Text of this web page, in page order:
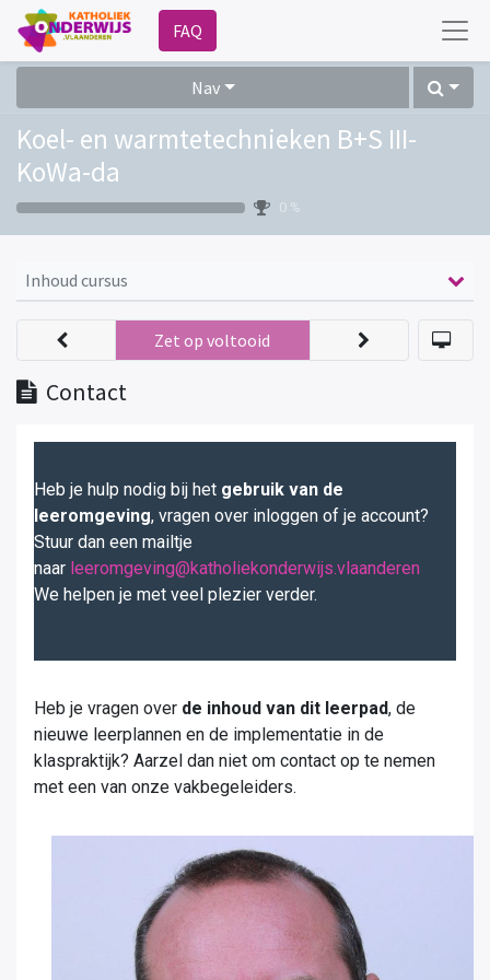
FAQ
Nav
Koel- en warmtetechnieken B+S III-
KoWa-da
0 %
Inhoud cursus
Contact
Zet op voltooid
Heb je hulp nodig bij het gebruik van de
leeromgeving, vragen over inloggen of je account?
Stuur dan een mailtje
naar leeromgeving@katholiekonderwijs.vlaanderen
We helpen je met veel plezier verder.
Heb je vragen over de inhoud van dit leerpad, de
nieuwe leerplannen en de implementatie in de
klaspraktijk? Aarzel dan niet om contact op te nemen
met een van onze vakbegeleiders.